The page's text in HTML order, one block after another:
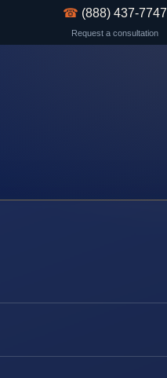
☎ (888) 437-7747
Request a consultation